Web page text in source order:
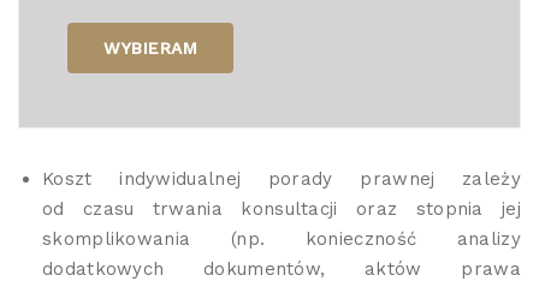
WYBIERAM
Koszt indywidualnej porady prawnej zależy
od czasu trwania konsultacji oraz stopnia jej
skomplikowania (np. konieczność analizy
dodatkowych dokumentów, aktów prawa